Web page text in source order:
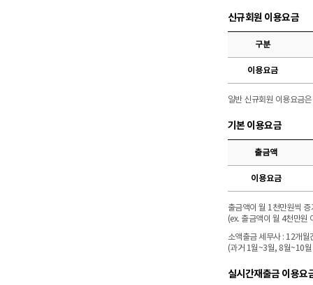
신규회원 이용요금
구분
이용요금
일반 신규회원 이용요금
기본 이용요금
출금액
이용요금
출금액이 월 1천만원씩
(ex. 출금액이 월 4천만
소액출금 세무사 : 12개
(과거 1월~3월, 8월~10
실시간재출금 이용요